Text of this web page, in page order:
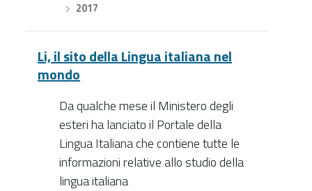
2017
Li, il sito della Lingua italiana nel
mondo
Da qualche mese il Ministero degli
esteri ha lanciato il Portale della
Lingua Italiana che contiene tutte le
informazioni relative allo studio della
lingua italiana